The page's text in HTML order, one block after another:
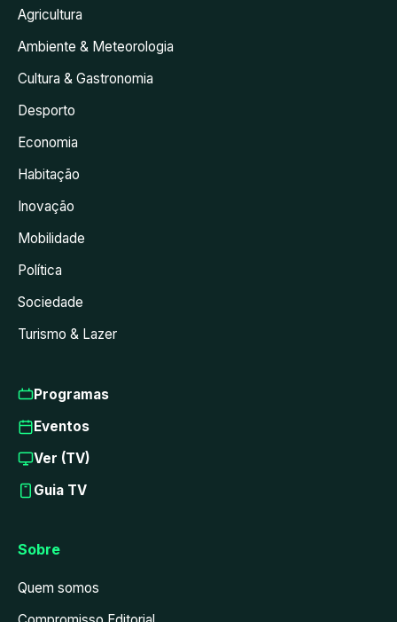
Agricultura
Ambiente & Meteorologia
Cultura & Gastronomia
Desporto
Economia
Habitação
Inovação
Mobilidade
Política
Sociedade
Turismo & Lazer
Programas
Eventos
Ver (TV)
Guia TV
Sobre
Quem somos